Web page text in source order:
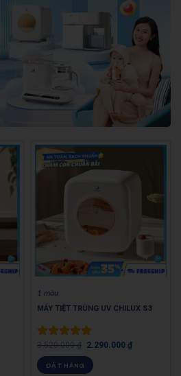
1 màu
MÁY TIỆT TRÙNG UV CHILUX S3
Được xếp
hạng5.00
5 sao
3.520.000₫ 2.290.000 ₫
ĐẶT HÀNG